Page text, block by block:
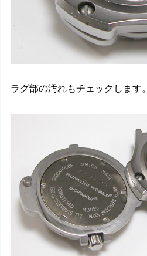
ラグ部の汚れもチェックします。